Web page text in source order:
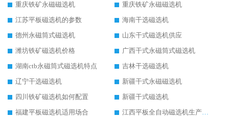
重庆铁矿永磁磁选机
重庆铁矿永磁磁选机
江苏平板磁选机的参数
海南干选磁选机
德州永磁筒式磁选机
山东干式磁选机供应
潍坊铁矿磁选机价格
广西干式永磁筒式磁选机
湖南ctb永磁筒式磁选机特点
吉林干选磁选机
辽宁干选磁选机
新疆干式永磁磁选机
四川铁矿磁选机如何配置
新疆干式磁选机
福建平板磁选机适用场合
江西平板全自动磁选机生产厂家